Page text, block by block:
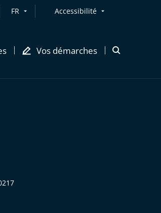
FR Accessibilité
Vos démarches
Ouvrir